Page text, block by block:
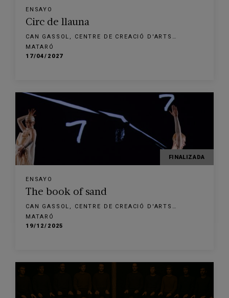
ENSAYO
Circ de llauna
CAN GASSOL, CENTRE DE CREACIÓ D'ARTS
ESCÈNIQUES
MATARÓ
17/04/2027
FINALIZADA
ENSAYO
The book of sand
CAN GASSOL, CENTRE DE CREACIÓ D'ARTS
ESCÈNIQUES
MATARÓ
19/12/2025